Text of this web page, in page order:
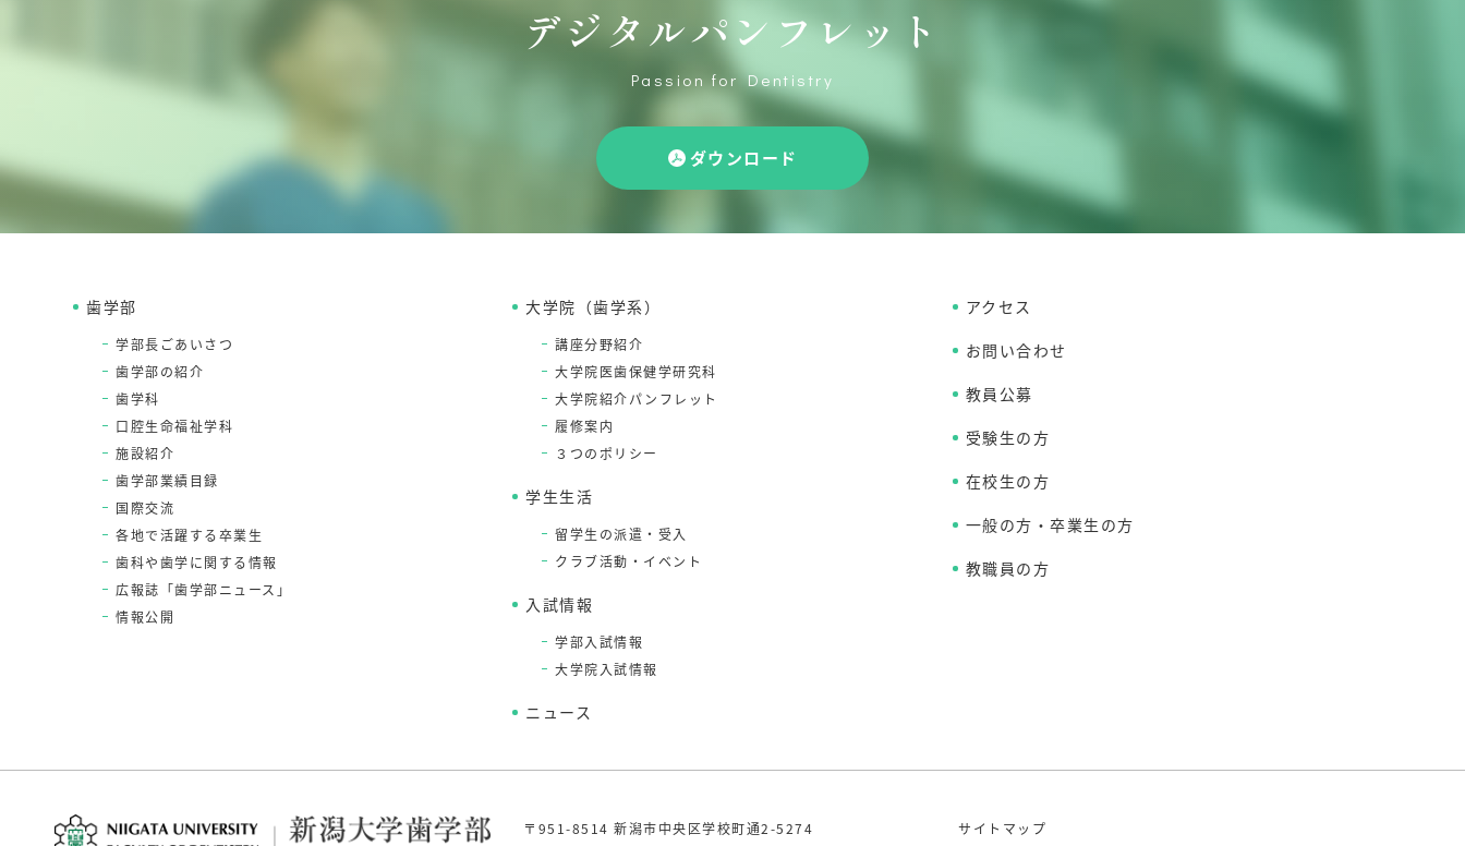
デジタルパンフレット
Passion for Dentistry
ダウンロード
歯学部
学部長ごあいさつ
歯学部の紹介
歯学科
口腔生命福祉学科
施設紹介
歯学部業績目録
国際交流
各地で活躍する卒業生
歯科や歯学に関する情報
広報誌「歯学部ニュース」
情報公開
大学院（歯学系）
講座分野紹介
大学院医歯保健学研究科
大学院紹介パンフレット
履修案内
３つのポリシー
学生生活
留学生の派遣・受入
クラブ活動・イベント
入試情報
学部入試情報
大学院入試情報
ニュース
アクセス
お問い合わせ
教員公募
受験生の方
在校生の方
一般の方・卒業生の方
教職員の方
〒951-8514 新潟市中央区学校町通2-5274
サイトマップ